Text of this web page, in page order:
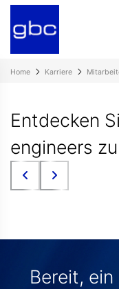
Home Karriere
Entdecken
engineers
Bereit,